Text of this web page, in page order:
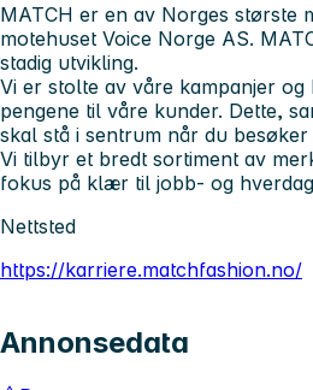
MATCH er en av Norges største
motehuset Voice Norge AS.
stadig utvikling.
Vi er stolte av våre kampanjer
pengene til våre kunder. Dette,
skal stå i sentrum når du
Vi tilbyr et bredt sortiment av
fokus på klær til jobb- og
Nettsted
https://karriere.matchfashion.no/
Annonsedata